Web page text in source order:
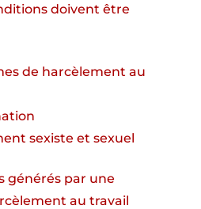
doivent être
de harcèlement au
sexiste et sexuel
générés par une
au travail